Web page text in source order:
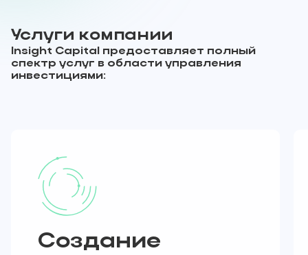
Услуги компании
Insight Capital предоставляет полный
спектр услуг в области управления
инвестициями:
Создание